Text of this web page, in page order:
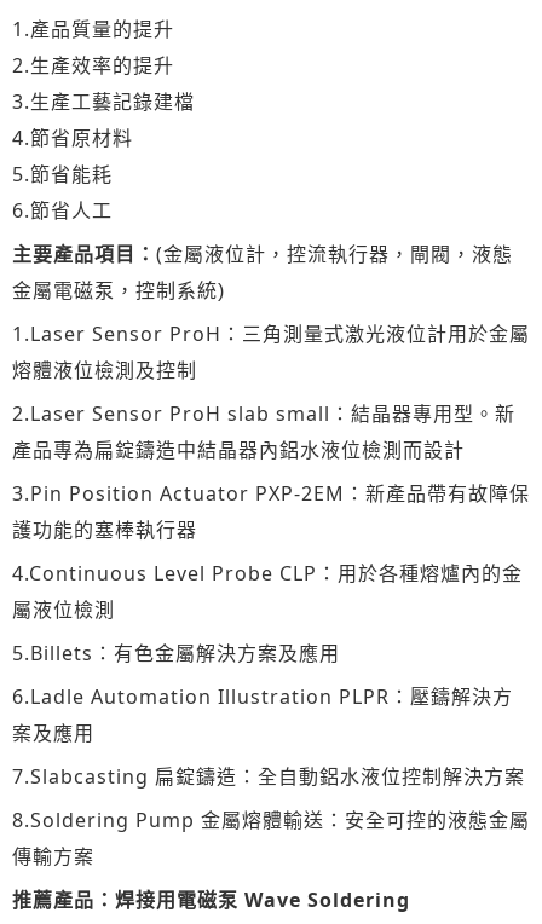
1.產品質量的提升
2.生產效率的提升
3.生產工藝記錄建檔
4.節省原材料
5.節省能耗
6.節省人工
主要產品項目： (金屬液位計， 控流執行器， 閘閥， 液態
金屬電磁泵，控制系統)
1.Laser Sensor ProH：三角測量式激光液位計用於金屬
熔體液位檢測及控制
2.Laser Sensor ProH slab small：結晶器專用型。新
產品專為扁錠鑄造中結晶器內鋁水液位檢測而設計
3.Pin Position Actuator PXP-2EM：新產品帶有故障保
護功能的塞棒執行器
4.Continuous Level Probe CLP：用於各種熔爐內的金
屬液位檢測
5.Billets：有色金屬解決方案及應用
6.Ladle Automation Illustration PLPR：壓鑄解決方
案及應用
7.Slabcasting 扁錠鑄造：全自動鋁水液位控制解決方案
8.Soldering Pump 金屬熔體輸送：安全可控的液態金屬
傳輸方案
推薦產品：焊接用電磁泵 Wave Soldering